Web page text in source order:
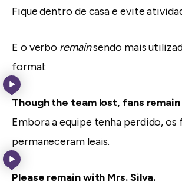
Fique dentro de casa e evite
E o verbo remainsendo mais
formal:
Though the team lost, fans remain
Embora a equipe tenha perdido, os
permaneceram leais.
Please remainwith Mrs. Silva.